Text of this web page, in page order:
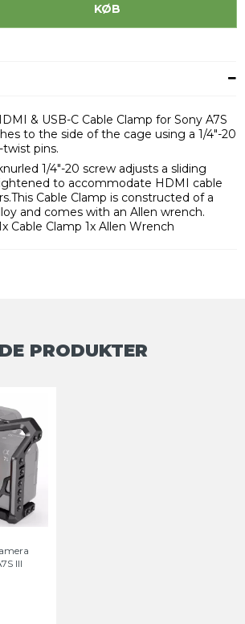
KØB
& USB-C Cable Clamp for Sony A7S
to the side of the cage using a 1/4"-20
pins.
1/4"-20 screw adjusts a sliding
to accommodate HDMI cable
Cable Clamp is constructed of a
and comes with an Allen wrench.
Cable Clamp 1x Allen Wrench
PRODUKTER
III